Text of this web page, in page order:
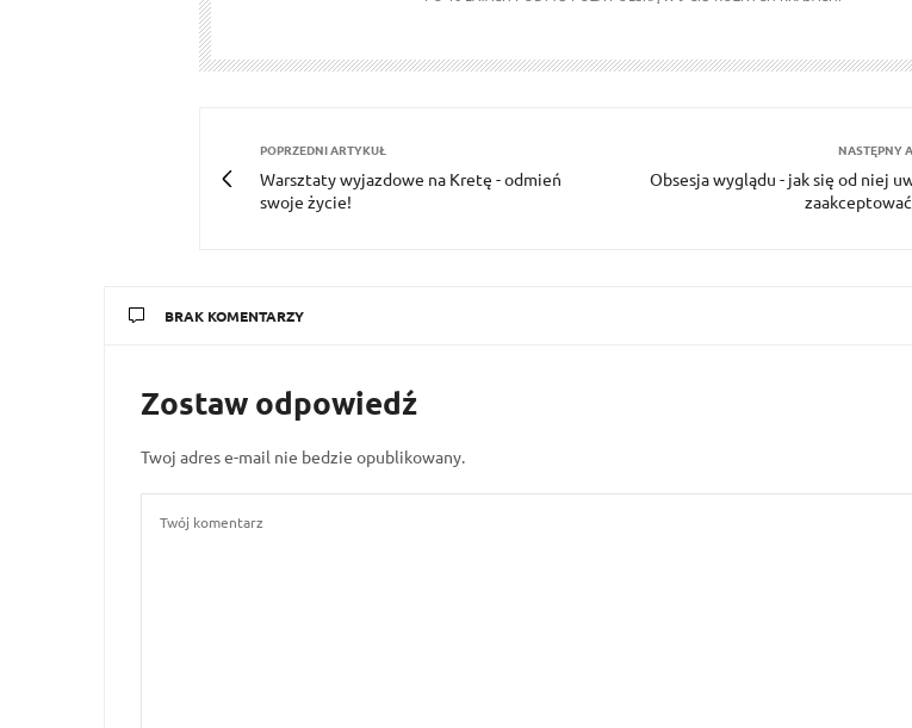
POPRZEDNI ARTYKUŁ
Warsztaty wyjazdowe na Kretę - odmień
swoje życie!
NASTĘPNY
Obsesja wyglądu - jak się od niej
BRAK KOMENTARZY
Zostaw odpowiedź
Twoj adres e-mail nie bedzie opublikowany.